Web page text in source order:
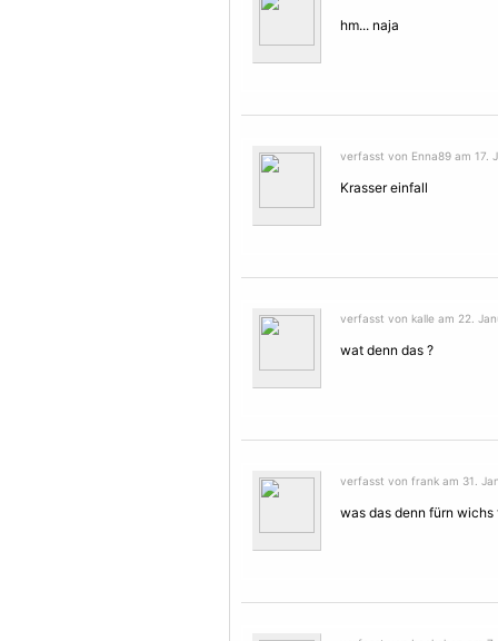
hm... naja
verfasst von Enna89 am 17.
Krasser einfall
verfasst von kalle am 22.
wat denn das ?
verfasst von frank am 31.
was das denn fürn wichs